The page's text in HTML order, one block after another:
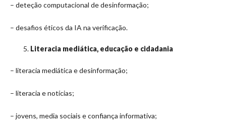
– deteção computacional de desinformação;
– desafios éticos da IA na verificação.
Literacia mediática, educação e cidadania
– literacia mediática e desinformação;
– literacia e notícias;
– jovens, media sociais e confiança informativa;